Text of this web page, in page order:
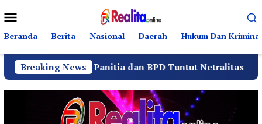
ke
kontenMobile
Beranda Berita Nasional Daerah Hukum Dan Kriminal
Breaking News
Kantor Panitia dan BPD Tuntut Netralitas